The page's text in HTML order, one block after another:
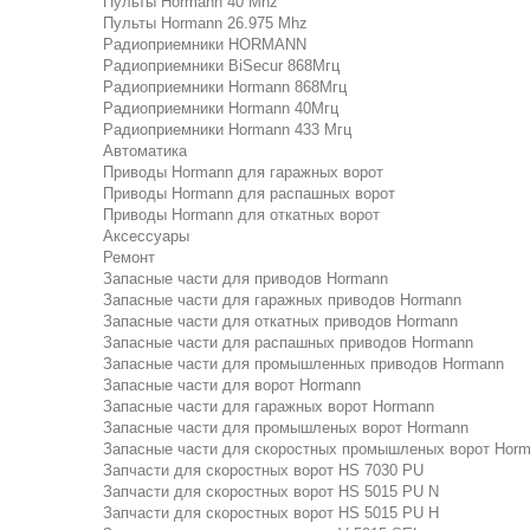
Пульты Hormann 26.975 Mhz
Радиоприемники HORMANN
Радиоприемники BiSecur 868Мгц
Радиоприемники Hormann 868Мгц
Радиоприемники Hormann 40Мгц
Радиоприемники Hormann 433 Мгц
Автоматика
Приводы Hormann для гаражных ворот
Приводы Hormann для распашных ворот
Приводы Hormann для откатных ворот
Аксессуары
Ремонт
Запасные части для приводов Hormann
Запасные части для гаражных приводов Hormann
Запасные части для откатных приводов Hormann
Запасные части для распашных приводов Hormann
Запасные части для промышленных приводов Hormann
Запасные части для ворот Hormann
Запасные части для гаражных ворот Hormann
Запасные части для промышленых ворот Hormann
Запасные части для скоростных промышленых ворот
Запчасти для скоростных ворот HS 7030 PU
Запчасти для скоростных ворот HS 5015 PU N
Запчасти для скоростных ворот HS 5015 PU H